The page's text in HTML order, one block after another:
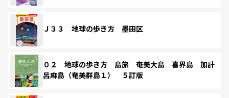
Ｊ３３ 地球の歩き方 墨田区
０２ 地球の歩き方 島旅 奄美大島 喜界島 加計
呂麻島（奄美群島１） ５訂版